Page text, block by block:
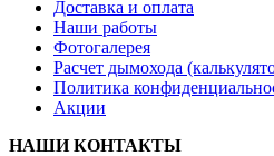
Доставка и оплата
Наши работы
Фотогалерея
Расчет дымохода
Политика
Акции
НАШИ КОНТАКТЫ